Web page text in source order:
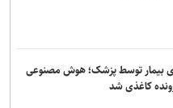
در مرز زرباطیه
ایتالیا
با واکنشی فراگیر روبه‌رو
بیمار توسط پزشک؛ هوش مصنوعی
کاغذی شد